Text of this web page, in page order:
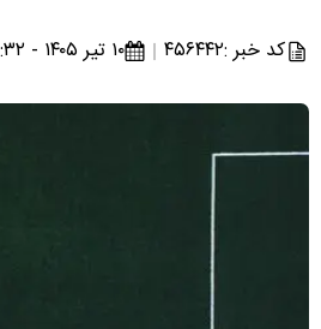
کد خبر :۴۵۶۴۴۲ ۱۰ تیر ۱۴۰۵ - ۱۹:۳۲